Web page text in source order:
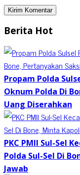
Berita Hot
Propam Polda
Oknum Polda Di
Uang Diserahkan
PKC PMII Sul-Sel
Polda Sul-Sel Di
Jawab